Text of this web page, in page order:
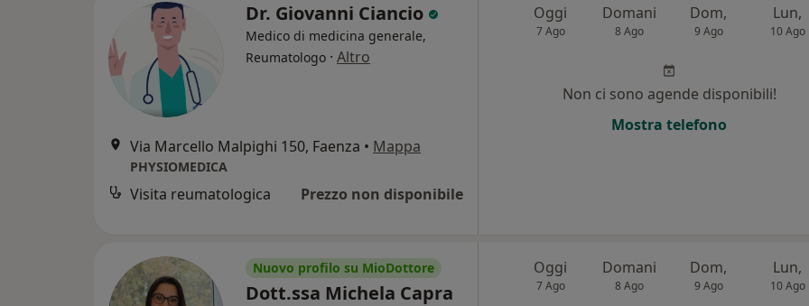
Dr. Giovanni Ciancio
Medico di medicina generale,
Reumatologo · Altro
Via Marcello Malpighi 150, Faenza • Mappa
PHYSIOMEDICA
Visita reumatologica Prezzo non disponibile
Oggi
7 Ago
Domani
8 Ago
Dom,
9 Ago
Lun,
10 Ago
Non ci sono agende disponibili!
Mostra telefono
Nuovo profilo su MioDottore
Dott.ssa Michela Capra
Oggi
7 Ago
Domani
8 Ago
Dom,
9 Ago
Lun,
10 Ago